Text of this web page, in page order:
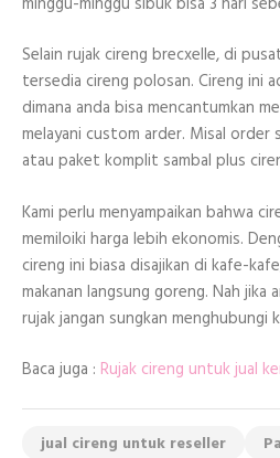
Selain rujak cireng brecxelle, di
tersedia cireng polosan. Cireng ini
dimana anda bisa mencantumkan
melayani custom arder. Misal order
atau paket komplit sambal plus
Kami perlu menyampaikan bahwa
memiloiki harga lebih ekonomis.
cireng ini biasa disajikan di kafe-
makanan langsung goreng. Nah jika
rujak jangan sungkan menghubungi
Baca juga : Rujak cireng untuk jual
jual cireng untuk reseller